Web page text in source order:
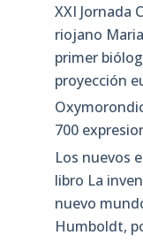
XXI Jornada
riojano
primer
proyección
700
Los nuevos
libro La
nuevo
Humboldt,